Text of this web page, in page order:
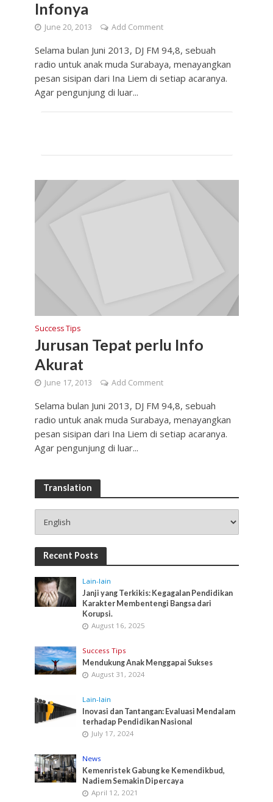
Infonya
June 20, 2013 Add Comment
Selama bulan Juni 2013, DJ FM 94,8, sebuah
radio untuk anak muda Surabaya, menayangkan
pesan sisipan dari Ina Liem di setiap acaranya.
Agar pengunjung di luar...
Success Tips
Jurusan Tepat perlu Info
Akurat
June 17, 2013 Add Comment
Selama bulan Juni 2013, DJ FM 94,8, sebuah
radio untuk anak muda Surabaya, menayangkan
pesan sisipan dari Ina Liem di setiap acaranya.
Agar pengunjung di luar...
Translation
Recent Posts
Lain-lain
Janji yang Terkikis: Kegagalan Pendidikan
Karakter Membentengi Bangsa dari
Korupsi.
August 16, 2025
Success Tips
Mendukung Anak Menggapai Sukses
August 31, 2024
Lain-lain
Inovasi dan Tantangan: Evaluasi Mendalam
terhadap Pendidikan Nasional
July 17, 2024
News
Kemenristek Gabung ke Kemendikbud,
Nadiem Semakin Dipercaya
April 12, 2021